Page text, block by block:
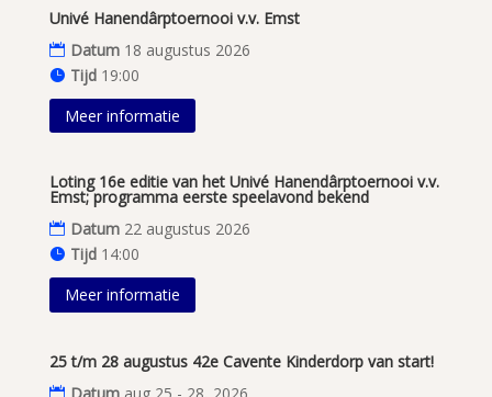
Univé Hanendârptoernooi v.v. Emst
Datum 18 augustus 2026
Tijd 19:00
Meer informatie
Loting 16e editie van het Univé Hanendârptoernooi v.v.
Emst; programma eerste speelavond bekend
Datum 22 augustus 2026
Tijd 14:00
Meer informatie
25 t/m 28 augustus 42e Cavente Kinderdorp van start!
Datum aug 25 - 28, 2026